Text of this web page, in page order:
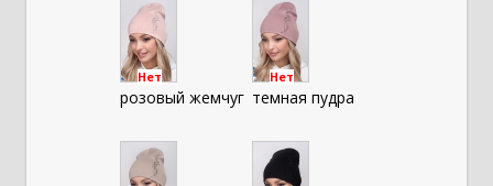
Нет
розовый жемчуг
Нет
темная пудра